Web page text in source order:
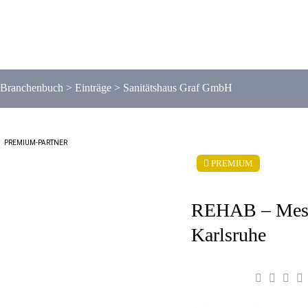
Branchenbuch > Einträge > Sanitätshaus Graf GmbH
PREMIUM-PARTNER
PREMIUM
REHAB –
Karlsruhe